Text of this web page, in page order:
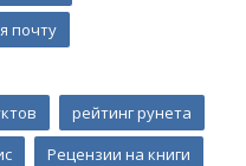
почту
рейтинг рунета
Рецензии на книги